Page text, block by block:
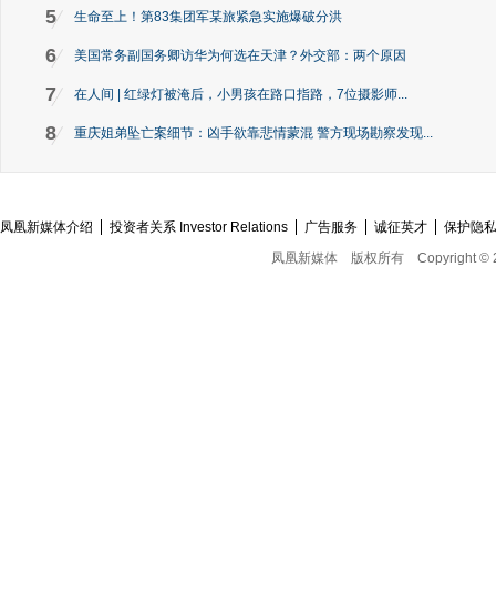
5 生命至上！第83集团军某旅紧急实施爆破分洪
6 美国常务副国务卿访华为何选在天津？外交部：两个原因
7 在人间 | 红绿灯被淹后，小男孩在路口指路，7位摄影师...
8 重庆姐弟坠亡案细节：凶手欲靠悲情蒙混 警方现场勘察发现...
凤凰新媒体介绍 投资者关系 Investor Relations 广告服务 诚征英才
保护隐
凤凰新媒体
版权所有 Copyright ©